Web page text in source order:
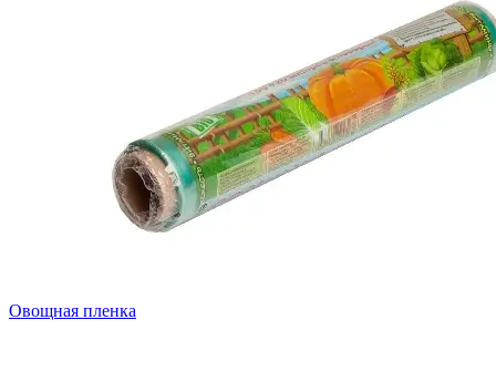
Овощная пленка